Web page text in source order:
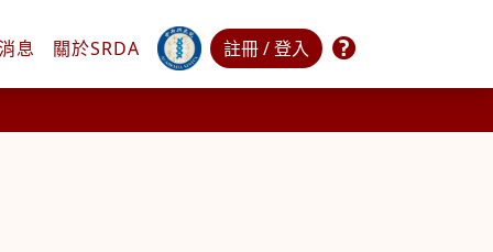
息 關於SRDA 註冊 / 登入